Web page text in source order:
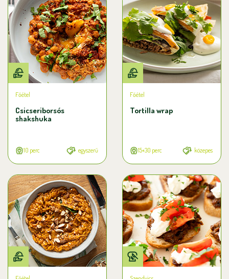
Főétel
Csicseriborsós
shakshuka
10 perc egyszerű
Főétel
Tortilla wrap
15+30 perc közepes